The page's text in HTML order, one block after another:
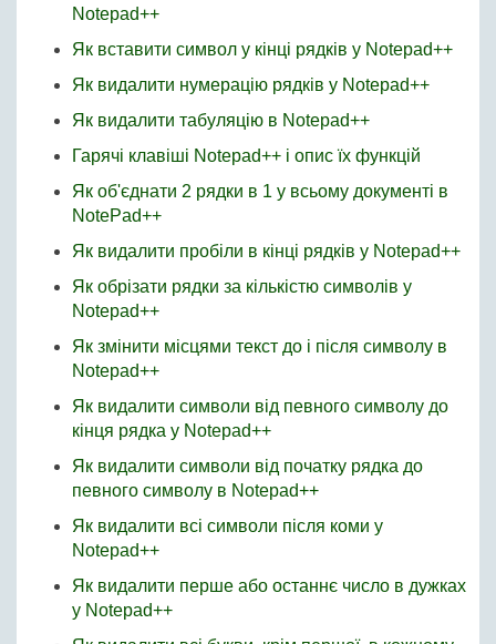
Notepad++
Як вставити символ у кінці рядків у Notepad++
Як видалити нумерацію рядків у Notepad++
Як видалити табуляцію в Notepad++
Гарячі клавіші Notepad++ і опис їх функцій
Як об'єднати 2 рядки в 1 у всьому документі в
NotePad++
Як видалити пробіли в кінці рядків у Notepad++
Як обрізати рядки за кількістю символів у
Notepad++
Як змінити місцями текст до і після символу в
Notepad++
Як видалити символи від певного символу до
кінця рядка у Notepad++
Як видалити символи від початку рядка до
певного символу в Notepad++
Як видалити всі символи після коми у
Notepad++
Як видалити перше або останнє число в дужках
у Notepad++